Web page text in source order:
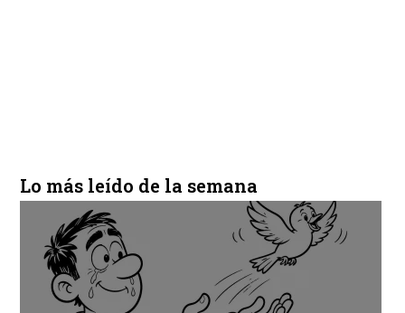
Lo más leído de la semana